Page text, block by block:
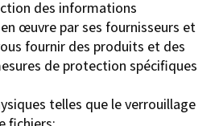
des informations
œuvre par ses fournisseurs et
fournir des produits et des
de protection spécifiques
telles que le verrouillage